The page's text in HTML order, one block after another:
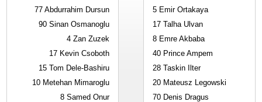
77 Abdurrahim Dursun
90 Sinan Osmanoglu
4 Zan Zuzek
17 Kevin Csoboth
15 Tom Dele-Bashiru
10 Metehan Mimaroglu
8 Samed Onur
5 Emir Ortakaya
17 Talha Ulvan
8 Emre Akbaba
40 Prince Ampem
28 Taskin Ilter
20 Mateusz Legowski
70 Denis Dragus